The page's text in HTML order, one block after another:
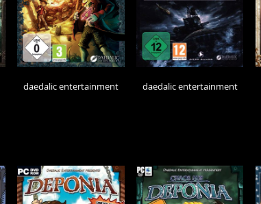
daedalic entertainment daedalic entertainment